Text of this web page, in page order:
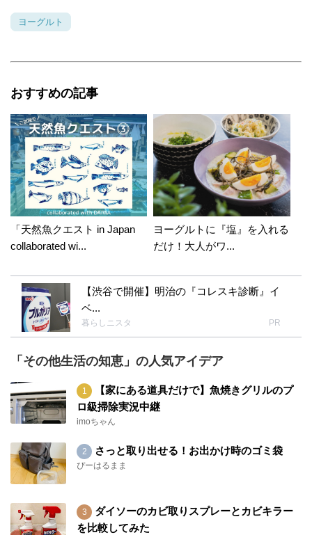
ヨーグルト
おすすめの記事
「天然魚クエスト in Japan
collaborated wi...
ヨーグルトに『塩』を入れる
だけ！大人がワ...
【渋谷で開催】明治の『コレスキ診断』イ
ベ...
暮らしニスタ PR
「その他生活の知恵」の人気アイデア
【家にある道具だけで】魚焼きグリルのプ
ロ級掃除実況中継
imoちゃん
さっと取り出せる！お出かけ時のゴミ袋
ぴーはるまま
ダイソーのカビ取りスプレーとカビキラー
を比較してみた